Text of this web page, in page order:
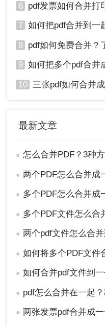
6 pdf发票如何合并打
7 如何把pdf合并到一起
8 pdf如何免费合并？
9 如何把多个pdf合并成一
10 三张pdf如何合并成
最新文章
● 怎么合并PDF？3种
● 两个PDF怎么合并成一
● 多个PDF怎么合并成一
● 多个PDF文件怎么合并
● 两个pdf文件怎么合并到
● 如何将多个PDF文件合
● 如何合并pdf文件到一个pdf？分
● pdf怎么合并在一起
● 两张发票pdf合并成一个文件